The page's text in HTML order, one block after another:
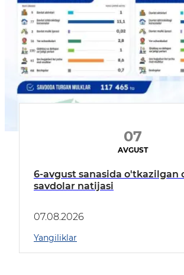
07
AVGUST
6-avgust sanasida o'tkazilgan
savdolar natijasi
07.08.2026
Yangiliklar